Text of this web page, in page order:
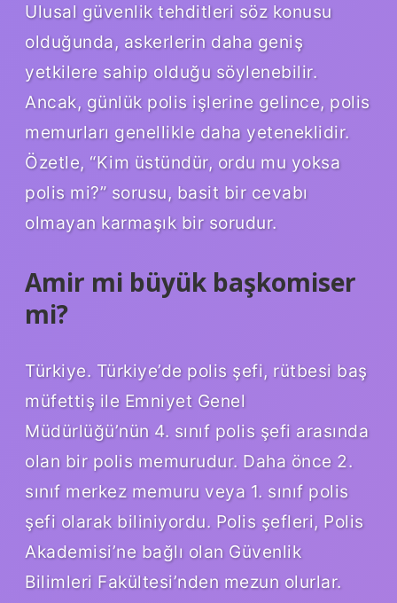
Ulusal güvenlik tehditleri söz konusu
olduğunda, askerlerin daha geniş
yetkilere sahip olduğu söylenebilir.
Ancak, günlük polis işlerine gelince, polis
memurları genellikle daha yeteneklidir.
Özetle, “Kim üstündür, ordu mu yoksa
polis mi?” sorusu, basit bir cevabı
olmayan karmaşık bir sorudur.
Amir mi büyük başkomiser
mi?
Türkiye. Türkiye’de polis şefi, rütbesi baş
müfettiş ile Emniyet Genel
Müdürlüğü’nün 4. sınıf polis şefi arasında
olan bir polis memurudur. Daha önce 2.
sınıf merkez memuru veya 1. sınıf polis
şefi olarak biliniyordu. Polis şefleri, Polis
Akademisi’ne bağlı olan Güvenlik
Bilimleri Fakültesi’nden mezun olurlar.